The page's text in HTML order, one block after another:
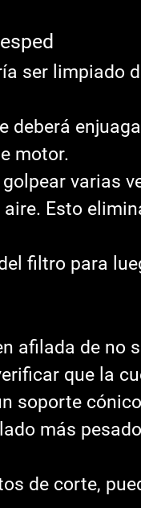
ser limpiado
deberá
motor.
varias
Esto
filtro para
afilada de no
que la
soporte
más
de corte,